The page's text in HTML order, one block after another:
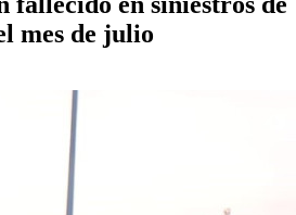
mes de julio